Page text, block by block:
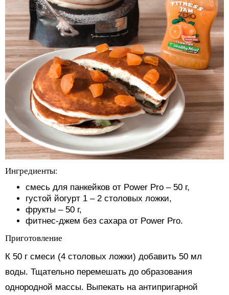
Ингредиенты:
смесь для панкейков от Power Pro – 50 г,
густой йогурт 1 – 2 столовых ложки,
фрукты – 50 г,
фитнес-джем без сахара от Power Pro.
Приготовление
К 50 г смеси (4 столовых ложки) добавить 50 мл
воды. Тщательно перемешать до образования
однородной массы. Выпекать на антипригарной